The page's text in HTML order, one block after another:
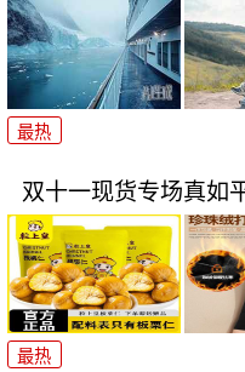
最热
双十一现货专场真如
最热